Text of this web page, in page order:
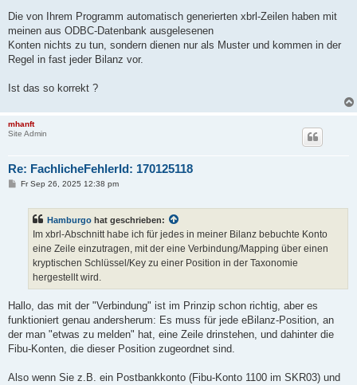
Die von Ihrem Programm automatisch generierten xbrl-Zeilen haben mit
meinen aus ODBC-Datenbank ausgelesenen
Konten nichts zu tun, sondern dienen nur als Muster und kommen in der
Regel in fast jeder Bilanz vor.
Ist das so korrekt ?
mhanft
Site Admin
Re: FachlicheFehlerId: 170125118
BFr Sep 26, 2025 12:38 pm
Hamburgo hat geschrieben:
Im xbrl-Abschnitt habe ich für jedes in meiner Bilanz bebuchte Konto
eine Zeile einzutragen, mit der eine Verbindung/Mapping über einen
kryptischen Schlüssel/Key zu einer Position in der Taxonomie
hergestellt wird.
Hallo, das mit der "Verbindung" ist im Prinzip schon richtig, aber es
funktioniert genau andersherum: Es muss für jede eBilanz-Position, an
der man "etwas zu melden" hat, eine Zeile drinstehen, und dahinter die
Fibu-Konten, die dieser Position zugeordnet sind.
Also wenn Sie z.B. ein Postbankkonto (Fibu-Konto 1100 im SKR03) und